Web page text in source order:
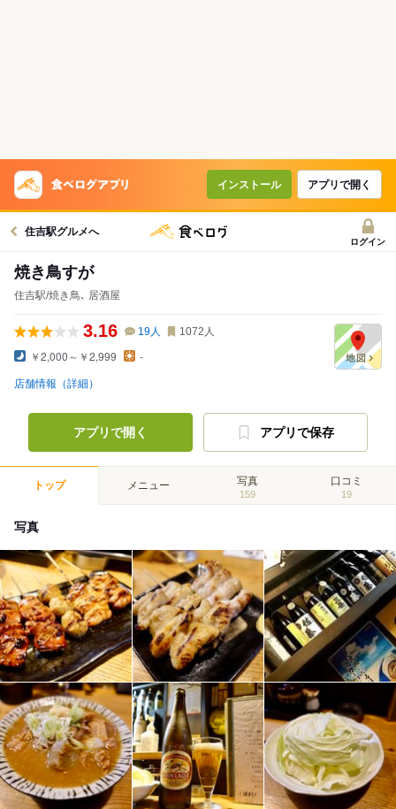
インストール アプリで開く
住吉駅グルメへ
ログイン
焼き鳥すが
住吉駅/焼き鳥､ 居酒屋
3.16 19人 1072 人
￥2,000～￥2,999 -
店舗情報（詳細）
アプリで開く アプリで保存
トップ メニュー 写真
159
口コミ
19
写真